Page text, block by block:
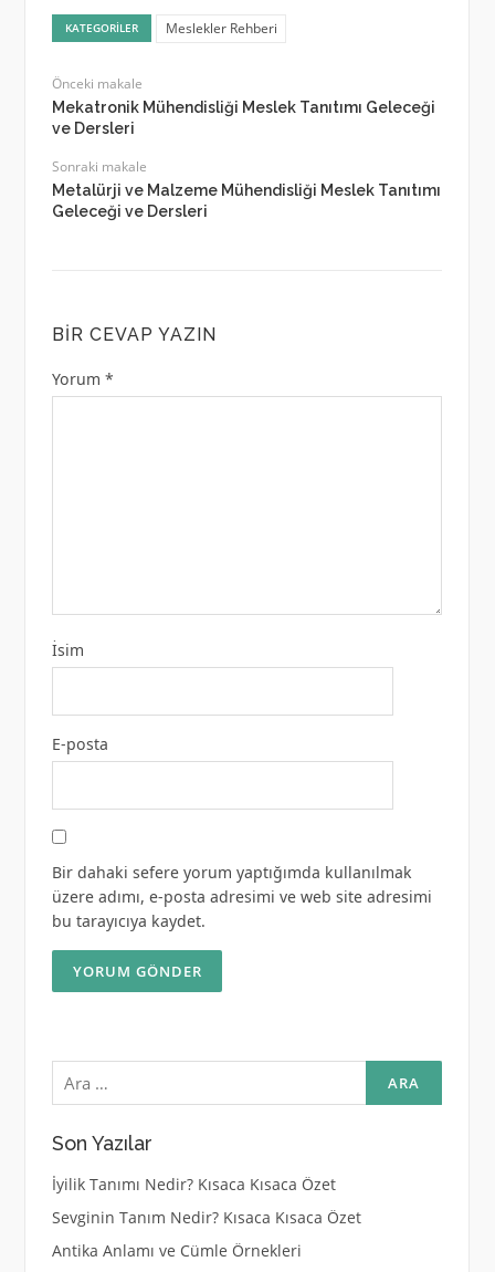
KATEGORILER Meslekler Rehberi
Önceki makale
Mekatronik Mühendisliği Meslek Tanıtımı Geleceği
ve Dersleri
Sonraki makale
Metalürji ve Malzeme Mühendisliği Meslek Tanıtımı
Geleceği ve Dersleri
BIR CEVAP YAZIN
Yorum *
İsim
E-posta
Bir dahaki sefere yorum yaptığımda kullanılmak
üzere adımı, e-posta adresimi ve web site adresimi
bu tarayıcıya kaydet.
Arama:
Son Yazılar
İyilik Tanımı Nedir? Kısaca Kısaca Özet
Sevginin Tanım Nedir? Kısaca Kısaca Özet
Antika Anlamı ve Cümle Örnekleri